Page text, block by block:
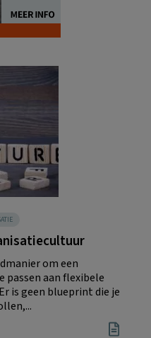
om een
aan flexibele
is geen blueprint die je